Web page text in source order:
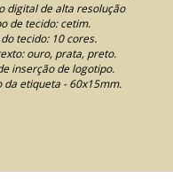
digital de alta resolução
de tecido: cetim.
tecido: 10 cores.
ouro, prata, preto.
inserção de logotipo.
da etiqueta - 60x15mm.